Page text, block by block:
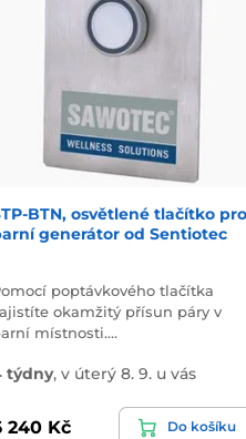
BTN, osvětlené tlačítko pro
generátor od Sentiotec
poptávkového tlačítka
okamžitý přísun páry v
místnosti.…
týdny, v úterý 8. 9. u vás
240 Kč Do košíku